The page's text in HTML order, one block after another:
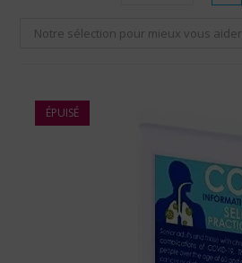
Notre sélection pour mieux vous aider
ÉPUISÉ